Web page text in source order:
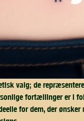
valg; de
fortællinger er i
for dem, der